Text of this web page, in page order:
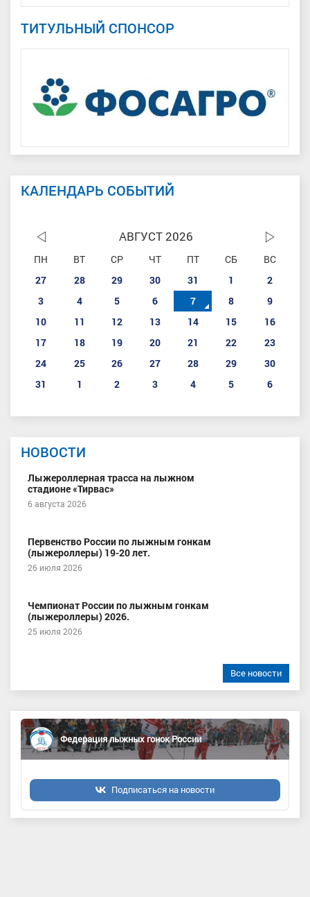
ТИТУЛЬНЫЙ СПОНСОР
КАЛЕНДАРЬ СОБЫТИЙ
АВГУСТ 2026
ПН ВТ СР ЧТ ПТ СБ
ВС
27
28 29 30 31 1
2
3
4 5 6 7 8
9
10
11 12 13 14 15
16
17
18 19 20 21 22
23
24
25 26 27 28 29
30
31
1 2 3 4 5 6
НОВОСТИ
Лыжероллерная трасса на лыжном
стадионе «Тирвас»
6 августа 2026
Первенство России по лыжным гонкам
(лыжероллеры) 19-20 лет.
26 июля 2026
Чемпионат России по лыжным гонкам
(лыжероллеры) 2026.
25 июля 2026
Все новости
Федерация лыжных гонок России
Подписаться на новости